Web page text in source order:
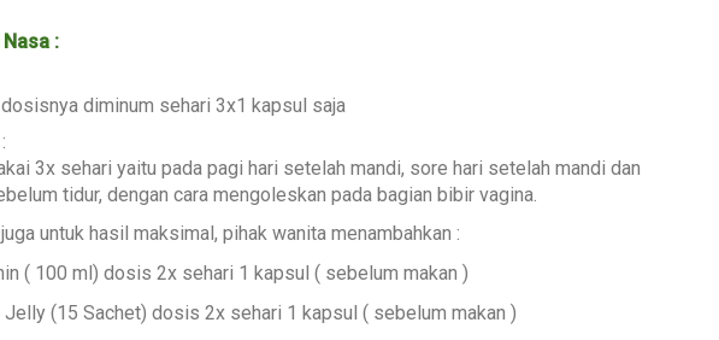
:
diminum sehari 3x1 kapsul saja
3x sehari yaitu pada pagi hari setelah mandi, sore hari setelah mandi dan
tidur, dengan cara mengoleskan pada bagian bibir vagina.
juga untuk hasil maksimal, pihak wanita menambahkan :
( 100 ml) dosis 2x sehari 1 kapsul ( sebelum makan )
Jelly (15 Sachet) dosis 2x sehari 1 kapsul ( sebelum makan )